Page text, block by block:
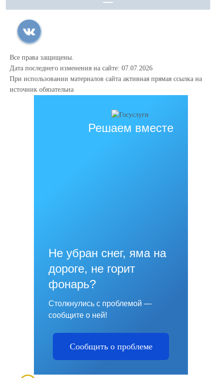
Все права защищены.
Дата последнего изменения на сайте: 07.07.2026
При использовании материалов сайта активная прямая ссылка на
источник обязательна
Решаем вместе
Не убран снег, яма на
дороге, не горит
фонарь?
Столкнулись с проблемой —
сообщите о ней!
Сообщить о проблеме